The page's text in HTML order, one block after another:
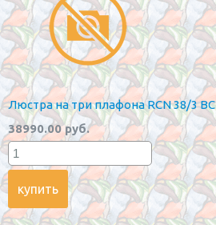
Люстра на три плафона RCN 38/3 BC
38990.00 руб.